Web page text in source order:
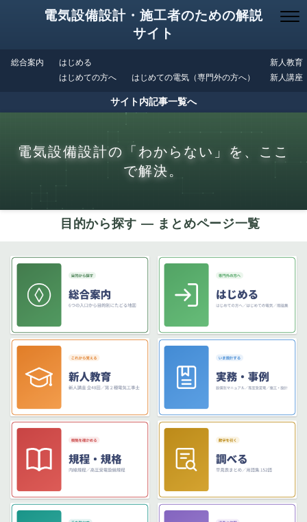
電気設備設計・施工者のための解説
サイト
総合案内
はじめる
はじめての方へ
はじめての電気（専門外の方へ）
新人教育
新人講座
サイト内記事一覧へ
電気設備設計の「わからない」を、ここ
で解決。